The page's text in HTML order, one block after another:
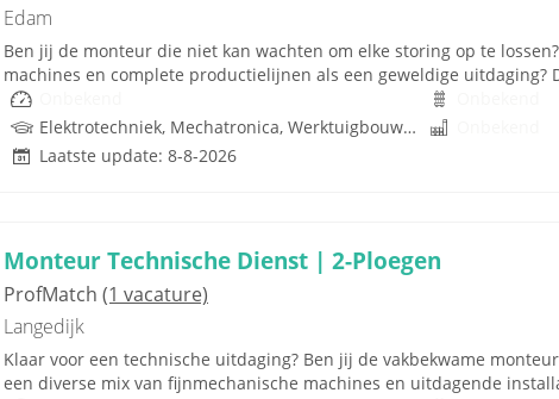
Edam
Ben jij de monteur die niet kan wachten om elke storing op te
machines en complete productielijnen als een geweldige uitdaging?
Elektrotechniek, Mechatronica, Werktuigbouwkunde
Laatste update: 8-8-2026
Monteur Technische Dienst | 2-Ploegen
ProfMatch (1 vacature)
Langedijk
Klaar voor een technische uitdaging? Ben jij de vakbekwame
een diverse mix van fijnmechanische machines en uitdagende